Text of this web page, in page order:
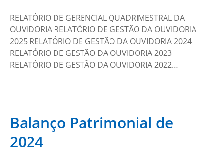
RELATÓRIO DE GERENCIAL QUADRIMESTRAL DA
OUVIDORIA RELATÓRIO DE GESTÃO DA OUVIDORIA
2025 RELATÓRIO DE GESTÃO DA OUVIDORIA 2024
RELATÓRIO DE GESTÃO DA OUVIDORIA 2023
RELATÓRIO DE GESTÃO DA OUVIDORIA 2022…
Balanço Patrimonial de
2024